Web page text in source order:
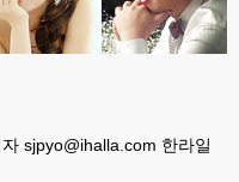
sjpyo@ihalla.com 한라일